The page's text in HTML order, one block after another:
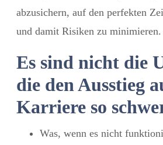
abzusichern, auf den perfekten
und damit Risiken zu minimieren.
Es sind nicht die
die den Ausstieg
Karriere so
Was, wenn es nicht